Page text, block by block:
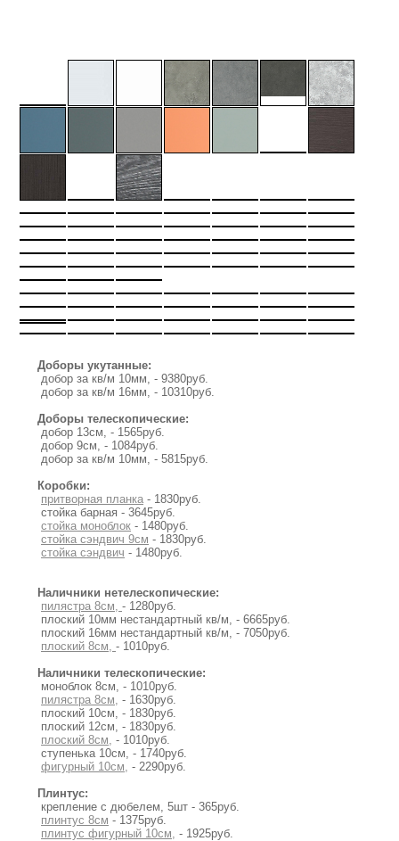
Доборы укутанные:
добор за кв/м 10мм, - 9380руб.
добор за кв/м 16мм, - 10310руб.
Доборы телескопические:
добор 13см, - 1565руб.
добор 9см, - 1084руб.
добор за кв/м 10мм, - 5815руб.
Коробки:
притворная планка - 1830руб.
стойка барная - 3645руб.
стойка моноблок - 1480руб.
стойка сэндвич 9см - 1830руб.
стойка сэндвич - 1480руб.
Наличники нетелескопические:
пилястра 8см, - 1280руб.
плоский 10мм нестандартный кв/м, - 6665руб.
плоский 16мм нестандартный кв/м, - 7050руб.
плоский 8см, - 1010руб.
Наличники телескопические:
моноблок 8см, - 1010руб.
пилястра 8см, - 1630руб.
плоский 10см, - 1830руб.
плоский 12см, - 1830руб.
плоский 8см, - 1010руб.
ступенька 10см, - 1740руб.
фигурный 10см, - 2290руб.
Плинтус:
крепление с дюбелем, 5шт - 365руб.
плинтус 8см - 1375руб.
плинтус фигурный 10см, - 1925руб.